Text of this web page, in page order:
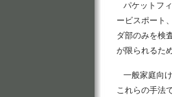
パケットフ
ービスポート
ダ部のみを検
が限られるた
一般家庭向
これらの手法